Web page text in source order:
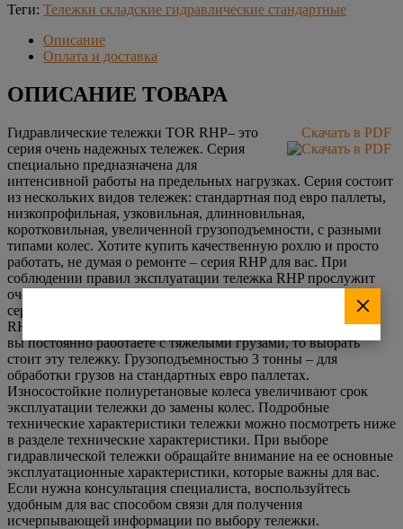
Теги: Тележки складские гидравлические стандартные
Описание
Оплата и доставка
ОПИСАНИЕ ТОВАРА
Скачать в PDF
Гидравлические тележки TOR RHP– это
серия очень надежных тележек. Серия
специально предназначена для
интенсивной работы на предельных нагрузках. Серия состоит
из нескольких видов тележек: стандартная под евро паллеты,
низкопрофильная, узковильная, длинновильная,
коротковильная, увеличенной грузоподъемности, с разными
типами колес. Хотите купить качественную рохлю и просто
работать, не думая о ремонте – серия RHP для вас. При
соблюдении правил эксплуатации тележка RHP прослужит
очень долго. Гарантия на них 1 год + 1 год бесплатного
сервисного обслуживания. Данная модификация тележки
RHP поставляется с повышенной грузоподъемностью. Если
вы постоянно работаете с тяжелыми грузами, то выбрать
стоит эту тележку. Грузоподъемностью 3 тонны – для
обработки грузов на стандартных евро паллетах.
Износостойкие полиуретановые колеса увеличивают срок
эксплуатации тележки до замены колес. Подробные
технические характеристики тележки можно посмотреть ниже
в разделе технические характеристики. При выборе
гидравлической тележки обращайте внимание на ее основные
эксплуатационные характеристики, которые важны для вас.
Если нужна консультация специалиста, воспользуйтесь
удобным для вас способом связи для получения
исчерпывающей информации по выбору тележки.
×